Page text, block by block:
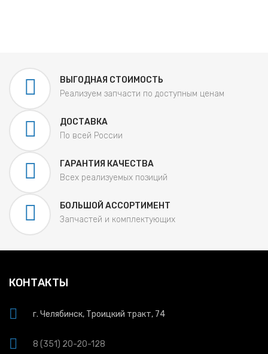
ВЫГОДНАЯ СТОИМОСТЬ
Реализуем запчасти по доступным ценам
ДОСТАВКА
По всей России
ГАРАНТИЯ КАЧЕСТВА
Всех реализуемых позиций
БОЛЬШОЙ АССОРТИМЕНТ
Запчастей и комплектующих
КОНТАКТЫ
г. Челябинск, Троицкий тракт, 74
8 (351) 20-20-128